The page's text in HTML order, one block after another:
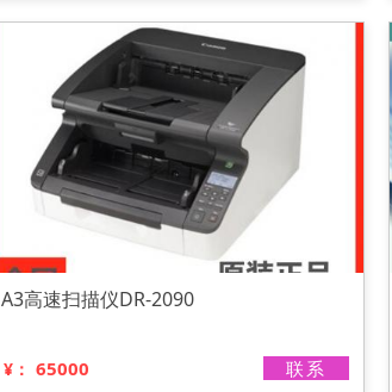
A3高速扫描仪DR-2090
¥： 65000 联系